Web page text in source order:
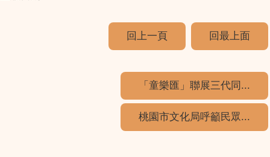
回上一頁 回最上面
「童樂匯」聯展三代同...
桃園市文化局呼籲民眾...